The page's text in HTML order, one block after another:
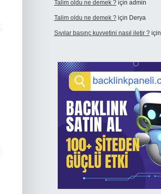
Talim oldu ne demek ?için admin
Talim oldu ne demek ?için Derya
Sıvılar basınç kuvvetini nasıl iletir ?için